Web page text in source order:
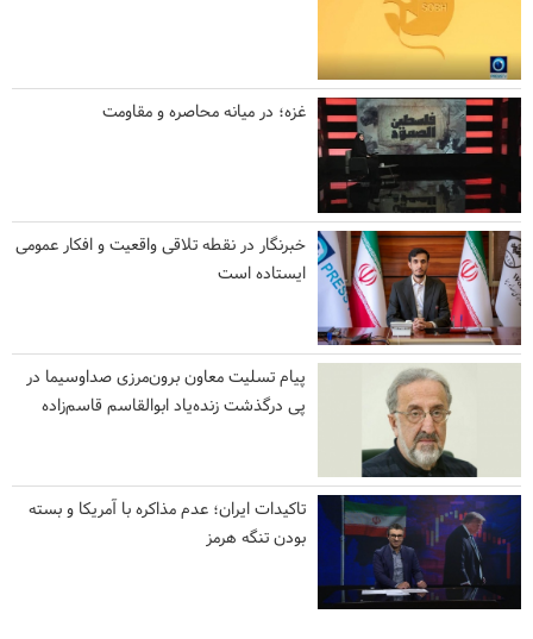
غزه؛ در میانه محاصره و مقاومت
خبرنگار در نقطه تلاقی واقعیت و افکار عمومی
ایستاده است
پیام تسلیت معاون برون‌مرزی صداوسیما در
پی درگذشت زنده‌یاد ابوالقاسم قاسم‌زاده
تاکیدات ایران؛ عدم مذاکره با آمریکا و بسته
بودن تنگه هرمز